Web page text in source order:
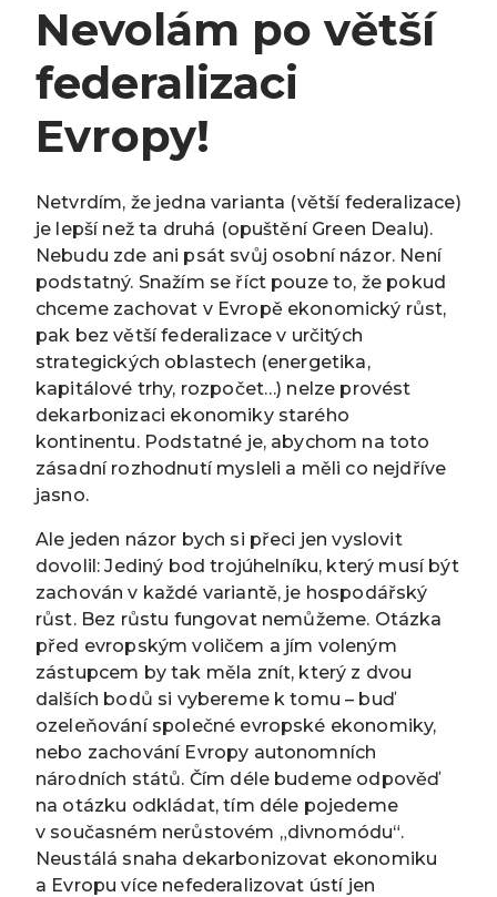
Nevolám po větší
federalizaci
Evropy!
Netvrdím, že jedna varianta (větší federalizace)
je lepší než ta druhá (opuštění Green Dealu).
Nebudu zde ani psát svůj osobní názor. Není
podstatný. Snažím se říct pouze to, že pokud
chceme zachovat v Evropě ekonomický růst,
pak bez větší federalizace v určitých
strategických oblastech (energetika,
kapitálové trhy, rozpočet…) nelze provést
dekarbonizaci ekonomiky starého
kontinentu. Podstatné je, abychom na toto
zásadní rozhodnutí mysleli a měli co nejdříve
jasno.
Ale jeden názor bych si přeci jen vyslovit
dovolil: Jediný bod trojúhelníku, který musí být
zachován v každé variantě, je hospodářský
růst. Bez růstu fungovat nemůžeme. Otázka
před evropským voličem a jím voleným
zástupcem by tak měla znít, který z dvou
dalších bodů si vybereme k tomu – buď
ozeleňování společné evropské ekonomiky,
nebo zachování Evropy autonomních
národních států. Čím déle budeme odpověď
na otázku odkládat, tím déle pojedeme
v současném nerůstovém „divnomódu“.
Neustálá snaha dekarbonizovat ekonomiku
a Evropu více nefederalizovat ústí jen